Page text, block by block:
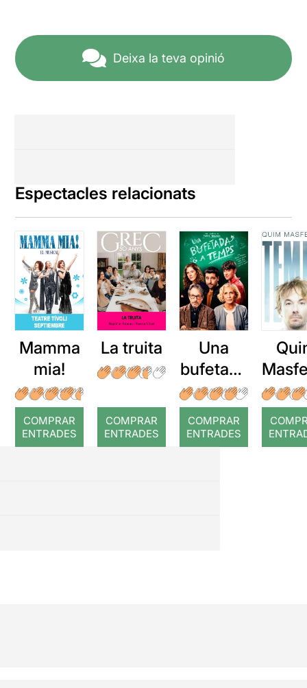
Deixa la teva opinió
Espectacles relacionats
Mamma
mia!
COMPRAR
ENTRADES
La truita
COMPRAR
ENTRADES
Una
bufetada
a temps
COMPRAR
ENTRADES
r: